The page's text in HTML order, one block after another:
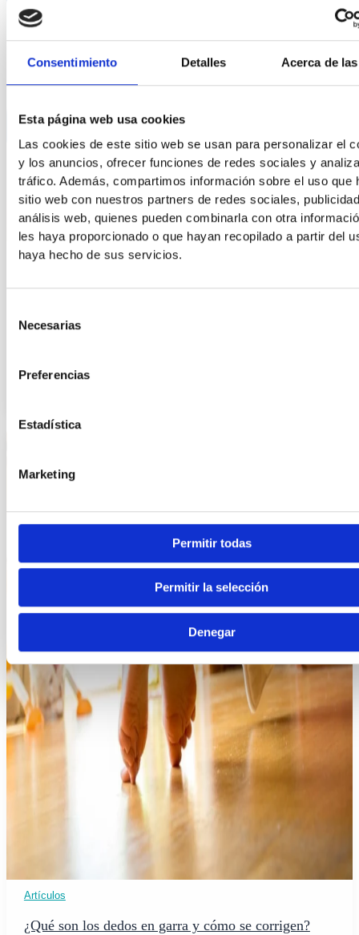
Consentimiento Detalles Acerca de
Esta página web usa cookies
Las cookies de este sitio web se usan para personalizar el
y los anuncios, ofrecer funciones de redes sociales y
tráfico. Además, compartimos información sobre el uso que
sitio web con nuestros partners de redes sociales,
análisis web, quienes pueden combinarla con otra
les haya proporcionado o que hayan recopilado a partir del
haya hecho de sus servicios.
Necesarias
Preferencias
Estadística
Marketing
Permitir todas
Permitir la selección
Denegar
Artículos
Malformaciones del Pie en Niños: Diagnóstico y
adecuadamente, pueden afectar significativamente la
Artículos
¿Qué son los dedos en garra y cómo se corrigen?